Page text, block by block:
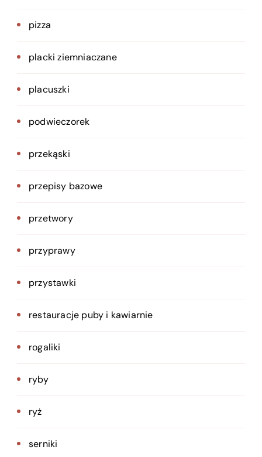
pizza
placki ziemniaczane
placuszki
podwieczorek
przekąski
przepisy bazowe
przetwory
przyprawy
przystawki
restauracje puby i kawiarnie
rogaliki
ryby
ryż
serniki